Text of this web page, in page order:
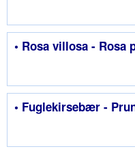
• Rosa villosa - Rosa
• Fuglekirsebær -